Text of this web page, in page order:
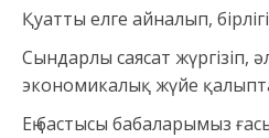
Қуатты елге айналып,
Сындарлы саясат жүргізіп,
экономикалық жүйе
Ең бастысы бабаларымыз